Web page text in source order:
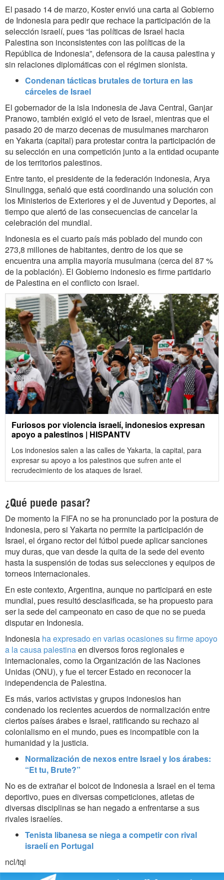
El pasado 14 de marzo, Koster envió una carta al Gobierno
de Indonesia para pedir que rechace la participación de la
selección israelí, pues “las políticas de Israel hacia
Palestina son inconsistentes con las políticas de la
República de Indonesia”, defensora de la causa palestina y
sin relaciones diplomáticas con el régimen sionista.
Condenan tácticas brutales de tortura en las
cárceles de Israel
El gobernador de la isla indonesia de Java Central, Ganjar
Pranowo, también exigió el veto de Israel, mientras que el
pasado 20 de marzo decenas de musulmanes marcharon
en Yakarta (capital) para protestar contra la participación de
su selección en una competición junto a la entidad ocupante
de los territorios palestinos.
Entre tanto, el presidente de la federación indonesia, Arya
Sinulingga, señaló que está coordinando una solución con
los Ministerios de Exteriores y el de Juventud y Deportes, al
tiempo que alertó de las consecuencias de cancelar la
celebración del mundial.
Indonesia es el cuarto país más poblado del mundo con
273,8 millones de habitantes, dentro de los que se
encuentra una amplia mayoría musulmana (cerca del 87 %
de la población). El Gobierno indonesio es firme partidario
de Palestina en el conflicto con Israel.
Furiosos por violencia israelí, indonesios expresan
apoyo a palestinos | HISPANTV
Los indonesios salen a las calles de Yakarta, la capital, para
expresar su apoyo a los palestinos que sufren ante el
recrudecimiento de los ataques de Israel.
¿Qué puede pasar?
De momento la FIFA no se ha pronunciado por la postura de
Indonesia, pero si Yakarta no permite la participación de
Israel, el órgano rector del fútbol puede aplicar sanciones
muy duras, que van desde la quita de la sede del evento
hasta la suspensión de todas sus selecciones y equipos de
torneos internacionales.
En este contexto, Argentina, aunque no participará en este
mundial, pues resultó desclasificada, se ha propuesto para
ser la sede del campeonato en caso de que no se pueda
disputar en Indonesia.
Indonesia ha expresado en varias ocasiones su firme apoyo
a la causa palestinaen diversos foros regionales e
internacionales, como la Organización de las Naciones
Unidas (ONU), y fue el tercer Estado en reconocer la
independencia de Palestina.
Es más, varios activistas y grupos indonesios han
condenado los recientes acuerdos de normalización entre
ciertos países árabes e Israel, ratificando su rechazo al
colonialismo en el mundo, pues es incompatible con la
humanidad y la justicia.
Normalización de nexos entre Israel y los árabes:
“Et tu, Brute?”
No es de extrañar el boicot de Indonesia a Israel en el tema
deportivo, pues en diversas competiciones, atletas de
diversas disciplinas se han negado a enfrentarse a sus
rivales israelíes.
Tenista libanesa se niega a competir con rival
israelí en Portugal
ncl/tqi